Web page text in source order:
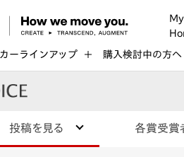
My
カーラインアップ 購入検討中の方へ
投稿を見る 各賞受賞